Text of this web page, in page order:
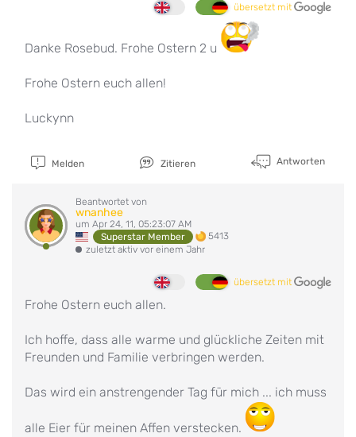
übersetzt mit
Danke Rosebud. Frohe Ostern 2 u
Frohe Ostern euch allen!
Luckynn
Melden Zitieren Antworten
Beantwortet von
wnanhee
um Apr 24, 11, 05:23:07 AM
Superstar Member
5413
zuletzt aktiv vor einem Jahr
übersetzt mit
Frohe Ostern euch allen.
Ich hoffe, dass alle warme und glückliche Zeiten mit
Freunden und Familie verbringen werden.
Das wird ein anstrengender Tag für mich ... ich muss
alle Eier für meinen Affen verstecken.